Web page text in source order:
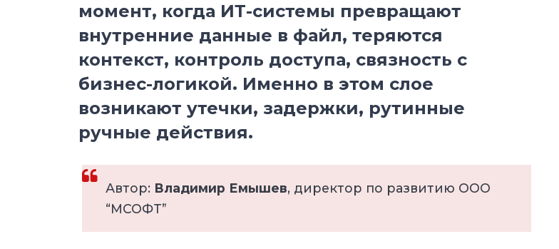
момент, когда ИТ-системы превращают
внутренние данные в файл, теряются
контекст, контроль доступа, связность с
бизнес-логикой. Именно в этом слое
возникают утечки, задержки, рутинные
ручные действия.
Автор: Владимир Емышев, директор по развитию ООО
“МСОФТ”